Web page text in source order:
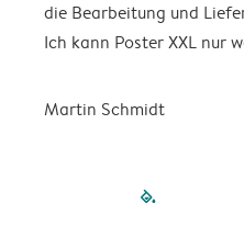
die Bearbeitung und
Ich kann Poster XXL nur
Martin Schmidt
filled-